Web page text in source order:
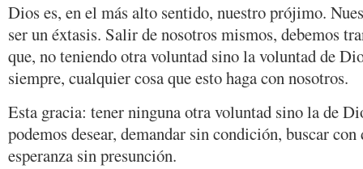
Dios es, en el más alto sentido, nuestro prójimo.
ser un éxtasis. Salir de nosotros mismos, debemos
que, no teniendo otra voluntad sino la voluntad de
siempre, cualquier cosa que esto haga con nosotros.
Esta gracia: tener ninguna otra voluntad sino la de
podemos desear, demandar sin condición, buscar
esperanza sin presunción.